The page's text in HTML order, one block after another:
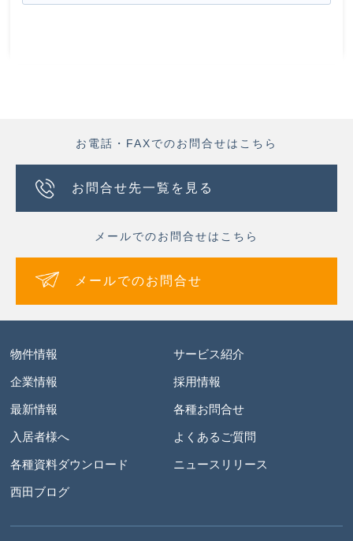
お電話・FAXでのお問合せはこちら
お問合せ先一覧を見る
メールでのお問合せはこちら
メールでのお問合せ
物件情報 サービス紹介
企業情報 採用情報
最新情報 各種お問合せ
入居者様へ よくあるご質問
各種資料ダウンロード ニュースリリース
西田ブログ